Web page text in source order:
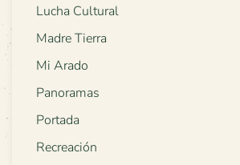
Lucha Cultural
Madre Tierra
Mi Arado
Panoramas
Portada
Recreación